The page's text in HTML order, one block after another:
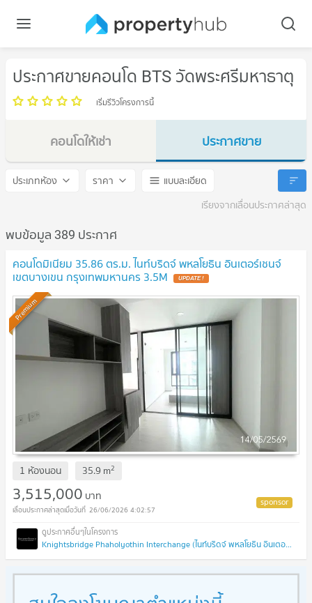
ประกาศขายคอนโด BTS วัดพระศรีมหาธาตุ
เริ่มรีวิวโครงการนี้
คอนโดให้เช่า
BTS วัดพระศรีมหาธาตุ
ประกาศขาย
BTS วัดพระศรีมหาธาตุ
ประเภทห้อง ราคา
แบบละเอียด
เรียงจากเลื่อนประกาศล่าสุด
พบข้อมูล 389 ประกาศ
คอนโดมิเนียม 35.86 ตร.ม. ไนท์บริดจ์ พหลโยธิน อินเตอร์เชนจ์
เขตบางเขน กรุงเทพมหานคร 3.5M UPDATE !
Premium
1 ห้องนอน 35.9 m2
3,515,000 บาท
26/06/2026 4:02:57
Knightsbridge Phaholyothin Interchange (ไนท์บริดจ์ พหลโยธิน อินเตอร์เชนจ์)